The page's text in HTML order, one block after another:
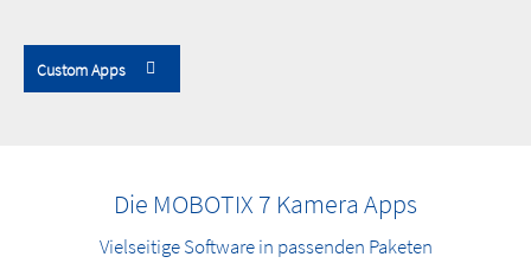
Custom Apps
Die MOBOTIX 7 Kamera Apps
Vielseitige Software in passenden Paketen